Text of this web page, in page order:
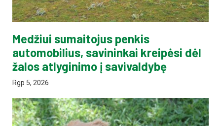
Medžiui sumaitojus penkis
automobilius, savininkai kreipėsi dėl
žalos atlyginimo į savivaldybę
Rgp 5, 2026